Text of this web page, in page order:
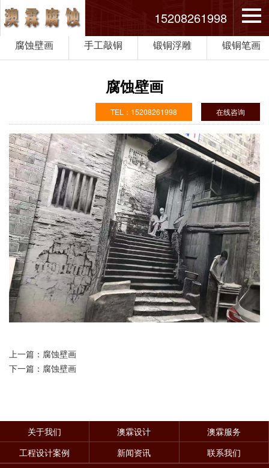
15208261998
腐蚀壁画 手工敲铜 锻铜浮雕 锻铜笔画
腐蚀壁画
在线咨询
TEL：15208261998
上一篇：腐蚀壁画
下一篇：腐蚀壁画
关于我们 澳霖设计
澳霖服务
工程设计案例
新闻资讯 联系我们